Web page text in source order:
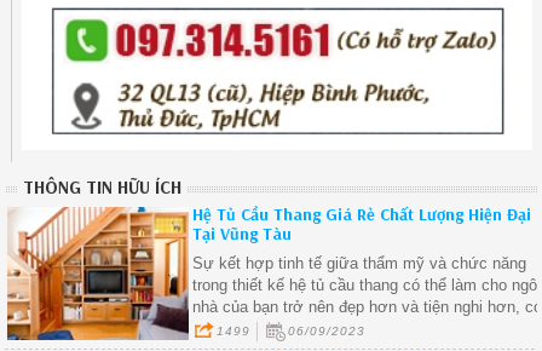
THÔNG TIN HỮU ÍCH
Hệ Tủ Cầu Thang Giá Rẻ Chất Lượng Hiện Đại
Tại Vũng Tàu
Sự kết hợp tinh tế giữa thẩm mỹ và chức năng
trong thiết kế hệ tủ cầu thang có thể làm cho ngôi
nhà của bạn trở nên đẹp hơn và tiện nghi hơn, có
thể tạo điểm nhấn thẩm mỹ độc đáo
1499 06/09/2023